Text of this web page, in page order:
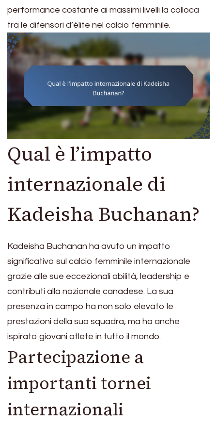
performance costante ai massimi livelli la colloca
tra le difensori d’élite nel calcio femminile.
Qual è l’impatto
internazionale di
Kadeisha Buchanan?
Kadeisha Buchanan ha avuto un impatto
significativo sul calcio femminile internazionale
grazie alle sue eccezionali abilità, leadership e
contributi alla nazionale canadese. La sua
presenza in campo ha non solo elevato le
prestazioni della sua squadra, ma ha anche
ispirato giovani atlete in tutto il mondo.
Partecipazione a
importanti tornei
internazionali